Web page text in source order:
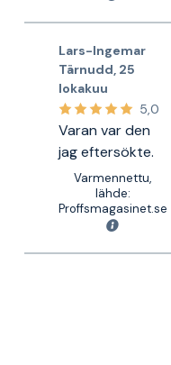
Lars-Ingemar
Tärnudd, 25
lokakuu
5,0
Varan var den
jag eftersökte.
Varmennettu,
lähde:
Proffsmagasinet.se